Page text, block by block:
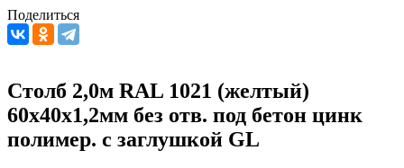
Поделиться
Столб 2,0м RAL 1021 (желтый)
60х40х1,2мм без отв. под бетон цинк
полимер. с заглушкой GL